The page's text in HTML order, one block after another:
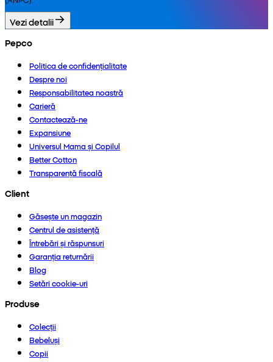
Vezi detalii
Pepco
Politica de confidențialitate
Despre noi
Responsabilitatea noastră
Carieră
Contactează-ne
Expansiune
Universul Mama și Copilul
Better Cotton
Transparență fiscală
Client
Găsește un magazin
Centrul de asistență
Întrebări și răspunsuri
Garanția returnării
Blog
Setări cookie-uri
Produse
Colecții
Bebeluși
Copii